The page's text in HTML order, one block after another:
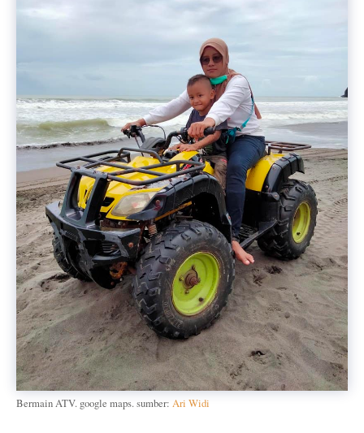
Bermain ATV. google maps. sumber: Ari Widi